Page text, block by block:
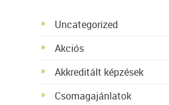
Uncategorized
Akciós
Akkreditált képzések
Csomagajánlatok